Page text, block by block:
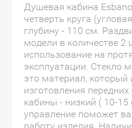
Душевая кабина
четверть круга
глубину - 110 см.
модели в количестве 2
использование на
эксплуатации. Стекло
это материал, который
изготовления
кабины - низкий ( 10-
управление поможет